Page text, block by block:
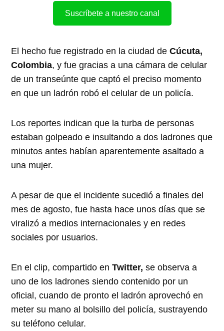
Suscríbete a nuestro canal
El hecho fue registrado en la ciudad deCúcuta,
Colombia, y fue gracias a una cámara de celular
de un transeúnte que captó el preciso momento
en que un ladrón robó el celular de un policía.
Los reportes indican que la turba de personas
estaban golpeado e insultando a dos ladrones que
minutos antes habían aparentemente asaltado a
una mujer.
A pesar de que el incidente sucedió a finales del
mes de agosto, fue hasta hace unos días que se
viralizó a medios internacionales y en redes
sociales por usuarios.
En el clip, compartido enTwitter, se observa a
uno de los ladrones siendo contenido por un
oficial, cuando de pronto el ladrón aprovechó en
meter su mano al bolsillo del policía, sustrayendo
su teléfono celular.